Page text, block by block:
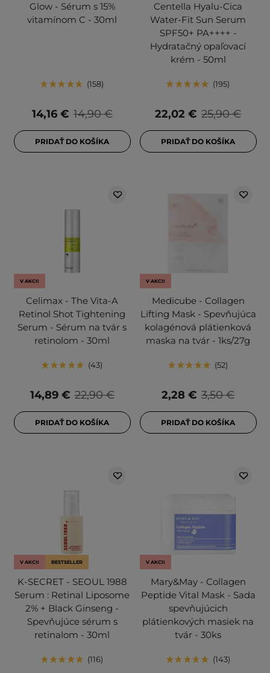
Glow - Sérum s 15%
vitamínom C - 30ml
158
14,90 €
14,16 €
PRIDAŤ DO KOŠÍKA
Centella Hyalu-Cica
Water-Fit Sun Serum
SPF50+ PA++++ -
Hydratačný opaľovací
krém - 50ml
195
25,90 €
22,02 €
PRIDAŤ DO KOŠÍKA
V AKCII
Celimax - The Vita-A
Retinol Shot Tightening
Serum - Sérum na tvár s
retinolom - 30ml
43
22,90 €
14,89 €
PRIDAŤ DO KOŠÍKA
V AKCII
Medicube - Collagen
Lifting Mask - Spevňujúca
kolagénová plátienková
maska na tvár - 1ks/27g
52
3,50 €
2,28 €
PRIDAŤ DO KOŠÍKA
V AKCII BESTSELLER
K-SECRET - SEOUL 1988
Serum : Retinal Liposome
2% + Black Ginseng -
Spevňujúce sérum s
retinalom - 30ml
116
V AKCII
Mary&May - Collagen
Peptide Vital Mask - Sada
spevňujúcich
plátienkových masiek na
tvár - 30ks
143